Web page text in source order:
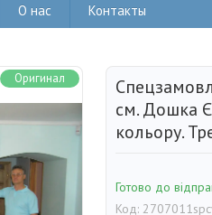
О нас Контакты
Оригинал
см. Дошка
кольору.
Готово до
Код: